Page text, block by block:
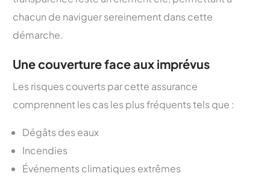
chacun de naviguer sereinement dans cette
démarche.
Une couverture face aux imprévus
Les risques couverts par cette assurance
comprennent les cas les plus fréquents tels que :
Dégâts des eaux
Incendies
Événements climatiques extrêmes